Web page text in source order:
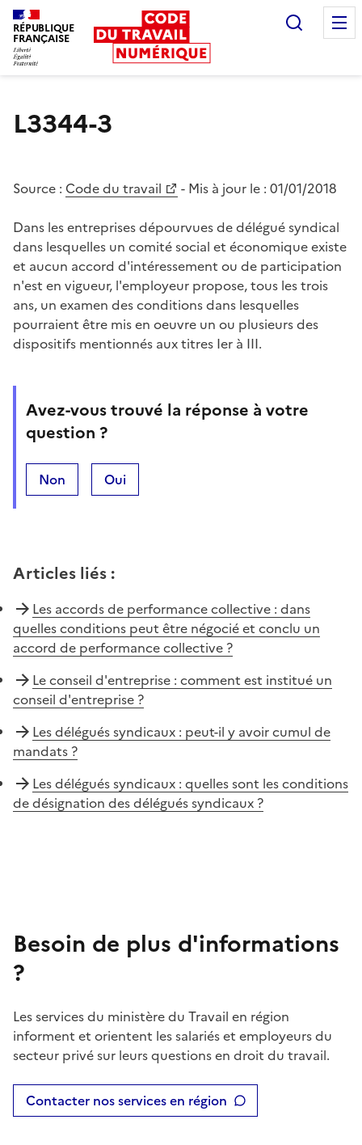
RÉPUBLIQUE
FRANÇAISE
L3344-3
Source : Code du travail - Mis à jour le : 01/01/2018
Dans les entreprises dépourvues de délégué syndical
dans lesquelles un comité social et économique existe
et aucun accord d'intéressement ou de participation
n'est en vigueur, l'employeur propose, tous les trois
ans, un examen des conditions dans lesquelles
pourraient être mis en oeuvre un ou plusieurs des
dispositifs mentionnés aux titres Ier à III.
Avez-vous trouvé la réponse à votre
question ?
Non Oui
Articles liés :
Les accords de performance collective : dans
quelles conditions peut être négocié et conclu un
accord de performance collective ?
Le conseil d'entreprise : comment est institué un
conseil d'entreprise ?
Les délégués syndicaux : peut-il y avoir cumul de
mandats ?
Les délégués syndicaux : quelles sont les conditions
de désignation des délégués syndicaux ?
Besoin de plus d'informations
?
Les services du ministère du Travail en région
informent et orientent les salariés et employeurs du
secteur privé sur leurs questions en droit du travail.
Contacter nos services en région